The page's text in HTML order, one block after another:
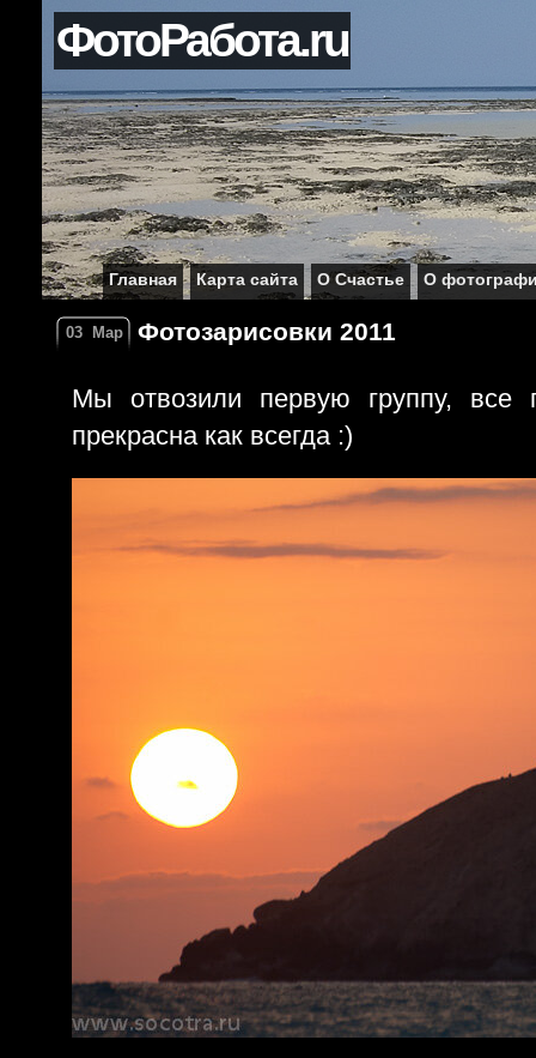
ФотоРабота.ru
Главная Карта сайта О Счастье О
03 Мар Фотозарисовки 2011
Мы отвозили первую группу, все
прекрасна как всегда :)